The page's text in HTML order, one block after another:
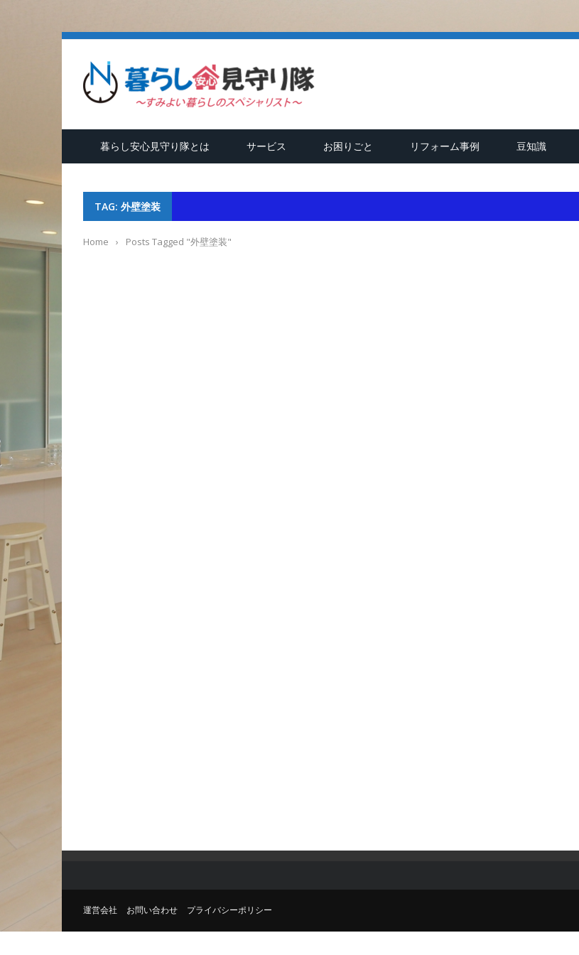
暮らし安心見守り隊とは サービス お困りごと リフォーム事例 豆知識
TAG: 外壁塗装
Home › Posts Tagged "外壁塗装"
運営会社 お問い合わせ プライバシーポリシー